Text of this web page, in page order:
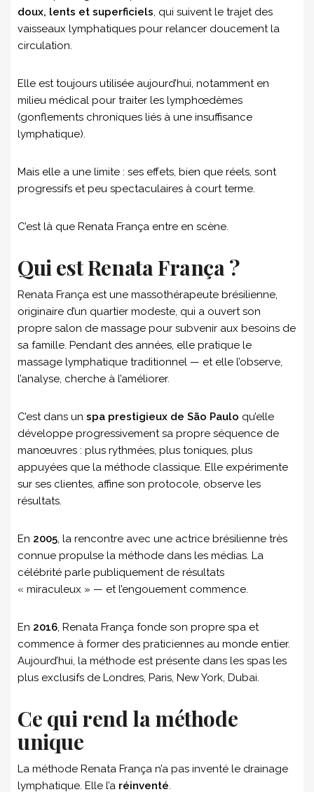
doux, lents et superficiels, qui suivent le trajet des
vaisseaux lymphatiques pour relancer doucement la
circulation.
Elle est toujours utilisée aujourd’hui, notamment en
milieu médical pour traiter les lymphœdèmes
(gonflements chroniques liés à une insuffisance
lymphatique).
Mais elle a une limite : ses effets, bien que réels, sont
progressifs et peu spectaculaires à court terme.
C’est là que Renata França entre en scène.
Qui est Renata França ?
Renata França est une massothérapeute brésilienne,
originaire d’un quartier modeste, qui a ouvert son
propre salon de massage pour subvenir aux besoins de
sa famille. Pendant des années, elle pratique le
massage lymphatique traditionnel — et elle l’observe,
l’analyse, cherche à l’améliorer.
C’est dans un spa prestigieux de São Paulo qu’elle
développe progressivement sa propre séquence de
manœuvres : plus rythmées, plus toniques, plus
appuyées que la méthode classique. Elle expérimente
sur ses clientes, affine son protocole, observe les
résultats.
En 2005, la rencontre avec une actrice brésilienne très
connue propulse la méthode dans les médias. La
célébrité parle publiquement de résultats
« miraculeux » — et l’engouement commence.
En 2016, Renata França fonde son propre spa et
commence à former des praticiennes au monde entier.
Aujourd’hui, la méthode est présente dans les spas les
plus exclusifs de Londres, Paris, New York, Dubai.
Ce qui rend la méthode
unique
La méthode Renata França n’a pas inventé le drainage
lymphatique. Elle l’a réinventé.